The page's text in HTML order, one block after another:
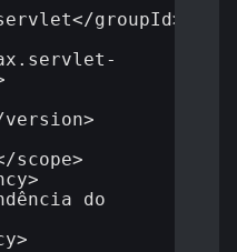
groupId>
scope>
do